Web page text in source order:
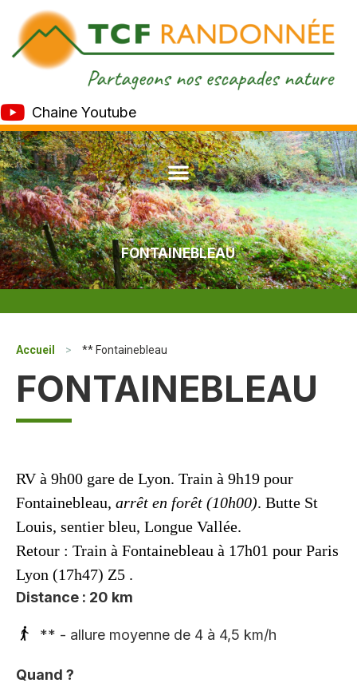
Chaine Youtube
FONTAINEBLEAU
Accueil > ** Fontainebleau
FONTAINEBLEAU
RV à 9h00 gare de Lyon. Train à 9h19 pour
Fontainebleau, arrêt en forêt (10h00). Butte St
Louis, sentier bleu, Longue Vallée.
Retour : Train à Fontainebleau à 17h01 pour Paris
Lyon (17h47) Z5 .
Distance : 20 km
** - allure moyenne de 4 à 4,5 km/h
Quand ?